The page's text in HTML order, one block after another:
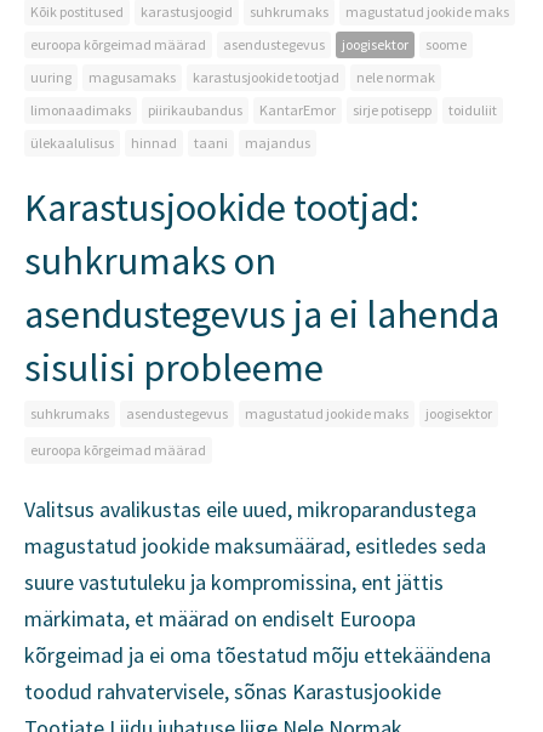
Kõik postitused karastusjoogid suhkrumaks
magustatud jookide maks
euroopa kõrgeimad määrad
asendustegevus joogisektor
soome
uuring
magusamaks karastusjookide tootjad
nele normak
limonaadimaks
piirikaubandus KantarEmor sirje potisepp
toiduliit
ülekaalulisus
hinnad taani majandus
Karastusjookide tootjad:
suhkrumaks on
asendustegevus ja ei lahenda
sisulisi probleeme
suhkrumaks asendustegevus magustatud jookide maks
joogisektor
euroopa kõrgeimad määrad
Valitsus avalikustas eile uued, mikroparandustega
magustatud jookide maksumäärad, esitledes seda
suure vastutuleku ja kompromissina, ent jättis
märkimata, et määrad on endiselt Euroopa
kõrgeimad ja ei oma tõestatud mõju ettekäändena
toodud rahvatervisele, sõnas Karastusjookide